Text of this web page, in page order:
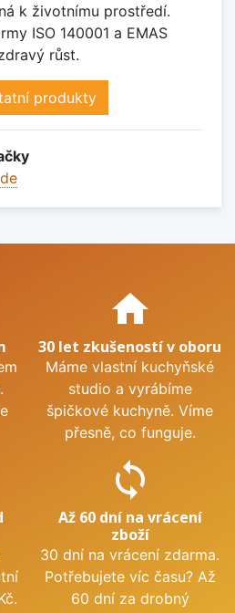
k životnímu prostředí.
ISO 140001 a EMAS
růst.
produkty
home
30 let zkušeností v oboru
Máme vlastní kuchyňské
studio a vyrábíme
špičkové kuchyně. Víme
přesně, co funguje.
sync
Až 60 dní na vrácení
zboží
30 dní na vrácení zdarma.
Potřebujete víc času? Až
60 dní za drobný